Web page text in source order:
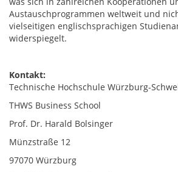
Austauschprogrammen weltweit und
vielseitigen englischsprachigen
widerspiegelt.
Kontakt:
Technische Hochschule Würzburg-
THWS Business School
Prof. Dr. Harald Bolsinger
Münzstraße 12
97070 Würzburg